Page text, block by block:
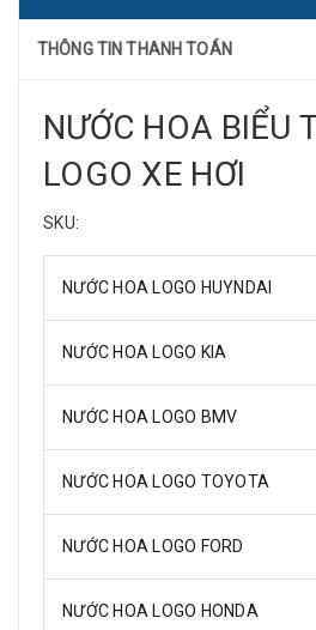
THÔNG TIN THANH TOÁN
NƯỚC HOA BIỂU
LOGO XE HƠI
SKU:
NƯỚC HOA LOGO HUYNDAI
NƯỚC HOA LOGO KIA
NƯỚC HOA LOGO BMV
NƯỚC HOA LOGO TOYOTA
NƯỚC HOA LOGO FORD
NƯỚC HOA LOGO HONDA